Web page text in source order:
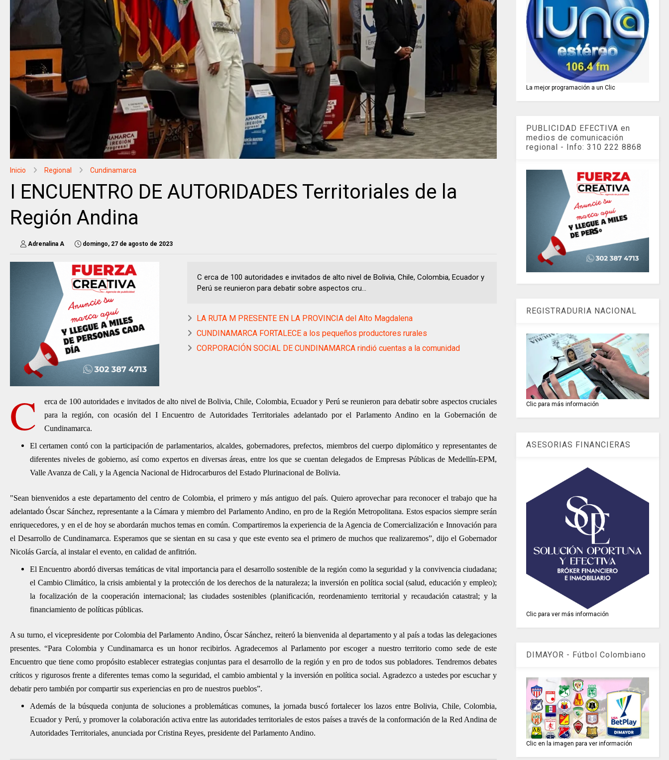
Inicio Regional Cundinamarca
I ENCUENTRO DE AUTORIDADES Territoriales de la
Región Andina
Adrenalina A domingo, 27 de agosto de 2023
C erca de 100 autoridades e invitados de alto nivel de Bolivia, Chile, Colombia, Ecuador y
Perú se reunieron para debatir sobre aspectos cru...
LA RUTA M PRESENTE EN LA PROVINCIA del Alto Magdalena
CUNDINAMARCA FORTALECE a los pequeños productores rurales
CORPORACIÓN SOCIAL DE CUNDINAMARCA rindió cuentas a la comunidad
C
erca de 100 autoridades e invitados de alto nivel de Bolivia, Chile, Colombia, Ecuador y Perú se reunieron para debatir sobre aspectos cruciales
para la región, con ocasión del I Encuentro de Autoridades Territoriales adelantado por el Parlamento Andino en la Gobernación de
Cundinamarca.
El certamen contó con la participación de parlamentarios, alcaldes, gobernadores, prefectos, miembros del cuerpo diplomático y representantes de
diferentes niveles de gobierno, así como expertos en diversas áreas, entre los que se cuentan delegados de Empresas Públicas de Medellín-EPM,
Valle Avanza de Cali, y la Agencia Nacional de Hidrocarburos del Estado Plurinacional de Bolivia.
"Sean bienvenidos a este departamento del centro de Colombia, el primero y más antiguo del país. Quiero aprovechar para reconocer el trabajo que ha
adelantado Óscar Sánchez, representante a la Cámara y miembro del Parlamento Andino, en pro de la Región Metropolitana. Estos espacios siempre serán
enriquecedores, y en el de hoy se abordarán muchos temas en común. Compartiremos la experiencia de la Agencia de Comercialización e Innovación para
el Desarrollo de Cundinamarca. Esperamos que se sientan en su casa y que este evento sea el primero de muchos que realizaremos”, dijo el Gobernador
Nicolás García, al instalar el evento, en calidad de anfitrión.
El Encuentro abordó diversas temáticas de vital importancia para el desarrollo sostenible de la región como la seguridad y la convivencia ciudadana;
el Cambio Climático, la crisis ambiental y la protección de los derechos de la naturaleza; la inversión en política social (salud, educación y empleo);
la focalización de la cooperación internacional; las ciudades sostenibles (planificación, reordenamiento territorial y recaudación catastral; y la
financiamiento de políticas públicas.
A su turno, el vicepresidente por Colombia del Parlamento Andino, Óscar Sánchez, reiteró la bienvenida al departamento y al país a todas las delegaciones
presentes. “Para Colombia y Cundinamarca es un honor recibirlos. Agradecemos al Parlamento por escoger a nuestro territorio como sede de este
Encuentro que tiene como propósito establecer estrategias conjuntas para el desarrollo de la región y en pro de todos sus pobladores. Tendremos debates
críticos y rigurosos frente a diferentes temas como la seguridad, el cambio ambiental y la inversión en política social. Agradezco a ustedes por escuchar y
debatir pero también por compartir sus experiencias en pro de nuestros pueblos”.
Además de la búsqueda conjunta de soluciones a problemáticas comunes, la jornada buscó fortalecer los lazos entre Bolivia, Chile, Colombia,
Ecuador y Perú, y promover la colaboración activa entre las autoridades territoriales de estos países a través de la conformación de la Red Andina de
Autoridades Territoriales, anunciada por Cristina Reyes, presidente del Parlamento Andino.
La mejor programación a un Clic
PUBLICIDAD EFECTIVA en
medios de comunicación
regional - Info: 310 222 8868
REGISTRADURIA NACIONAL
Clic para más información
ASESORIAS FINANCIERAS
Clic para ver más información
DIMAYOR - Fútbol Colombiano
Clic en la imagen para ver información